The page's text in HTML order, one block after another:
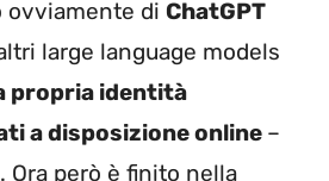
ovviamente di ChatGPT
large language models
propria identità
a disposizione online –
Ora però è finito nella